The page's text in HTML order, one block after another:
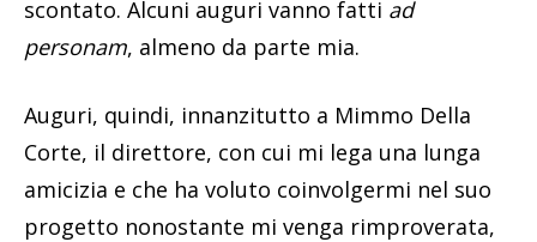
scontato. Alcuni auguri vanno fatti ad
personam, almeno da parte mia.
Auguri, quindi, innanzitutto a Mimmo Della
Corte, il direttore, con cui mi lega una lunga
amicizia e che ha voluto coinvolgermi nel suo
progetto nonostante mi venga rimproverata,